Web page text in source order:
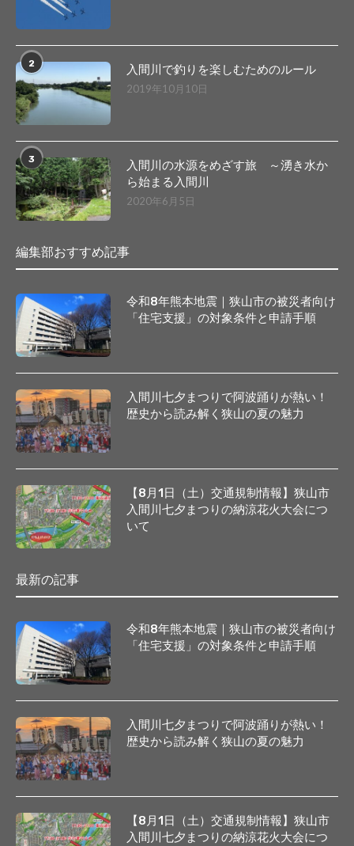
2 入間川で釣りを楽しむためのルール
2019年10月10日
3
入間川の水源をめざす旅 ～湧き水か
ら始まる入間川
2020年6月5日
編集部おすすめ記事
令和8年熊本地震｜狭山市の被災者向け
「住宅支援」の対象条件と申請手順
入間川七夕まつりで阿波踊りが熱い！
歴史から読み解く狭山の夏の魅力
【8月1日（土）交通規制情報】狭山市
入間川七夕まつりの納涼花火大会につ
いて
最新の記事
令和8年熊本地震｜狭山市の被災者向け
「住宅支援」の対象条件と申請手順
入間川七夕まつりで阿波踊りが熱い！
歴史から読み解く狭山の夏の魅力
【8月1日（土）交通規制情報】狭山市
入間川七夕まつりの納涼花火大会につ